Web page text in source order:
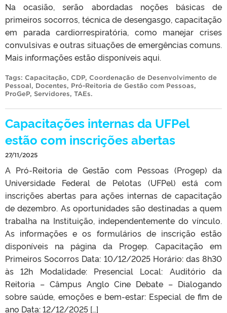
Na ocasião, serão abordadas noções básicas de
primeiros socorros, técnica de desengasgo, capacitação
em parada cardiorrespiratória, como manejar crises
convulsivas e outras situações de emergências comuns.
Mais informações estão disponíveis aqui.
Tags: Capacitação, CDP, Coordenação de Desenvolvimento de
Pessoal, Docentes, Pró-Reitoria de Gestão com Pessoas,
ProGeP, Servidores, TAEs.
Capacitações internas da UFPel
estão com inscrições abertas
27/11/2025
A Pró-Reitoria de Gestão com Pessoas (Progep) da
Universidade Federal de Pelotas (UFPel) está com
inscrições abertas para ações internas de capacitação
de dezembro. As oportunidades são destinadas a quem
trabalha na Instituição, independentemente do vínculo.
As informações e os formulários de inscrição estão
disponíveis na página da Progep. Capacitação em
Primeiros Socorros Data: 10/12/2025 Horário: das 8h30
às 12h Modalidade: Presencial Local: Auditório da
Reitoria – Câmpus Anglo Cine Debate – Dialogando
sobre saúde, emoções e bem-estar: Especial de fim de
ano Data: 12/12/2025 […]